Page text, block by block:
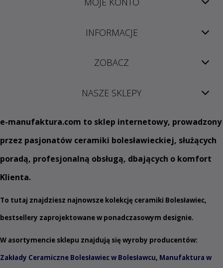
INFORMACJE
ZOBACZ
NASZE SKLEPY
e-manufaktura.com to sklep internetowy, prowadzony
przez pasjonatów ceramiki bolesławieckiej, służących
poradą, profesjonalną obsługą, dbających o komfort
Klienta.
To tutaj znajdziesz najnowsze kolekcję ceramiki Bolesławiec,
bestsellery zaprojektowane w ponadczasowym designie.
W asortymencie sklepu znajdują się wyroby producentów:
Zakłady Ceramiczne Bolesławiec w Bolesławcu, Manufaktura w